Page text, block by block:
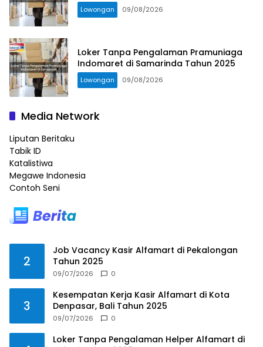
Lowongan 09/08/2026
Loker Tanpa Pengalaman Pramuniaga
Indomaret di Samarinda Tahun 2025
Lowongan 09/08/2026
Media Network
Liputan Beritaku
Tabik ID
Katalistiwa
Megawe Indonesia
Contoh Seni
2
Job Vacancy Kasir Alfamart di Pekalongan
Tahun 2025
09/07/2026 0
3
Kesempatan Kerja Kasir Alfamart di Kota
Denpasar, Bali Tahun 2025
09/07/2026 0
Loker Tanpa Pengalaman Helper Alfamart di